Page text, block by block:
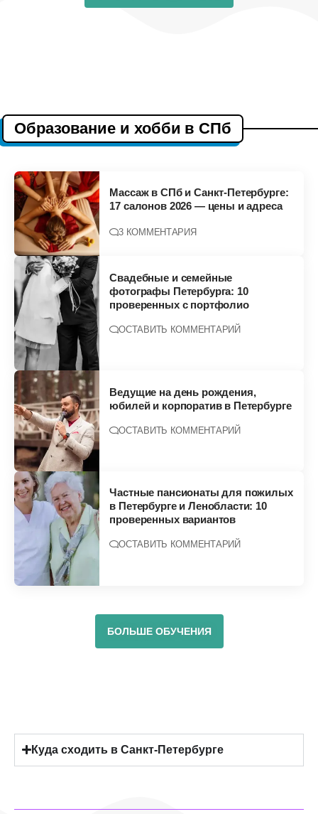
Образование и хобби в СПб
Массаж в СПб и Санкт-Петербурге:
17 салонов 2026 — цены и адреса
3 КОММЕНТАРИЯ
Свадебные и семейные
фотографы Петербурга: 10
проверенных с портфолио
ОСТАВИТЬ КОММЕНТАРИЙ
Ведущие на день рождения,
юбилей и корпоратив в Петербурге
ОСТАВИТЬ КОММЕНТАРИЙ
Частные пансионаты для пожилых
в Петербурге и Ленобласти: 10
проверенных вариантов
ОСТАВИТЬ КОММЕНТАРИЙ
БОЛЬШЕ ОБУЧЕНИЯ
Куда сходить в Санкт-Петербурге